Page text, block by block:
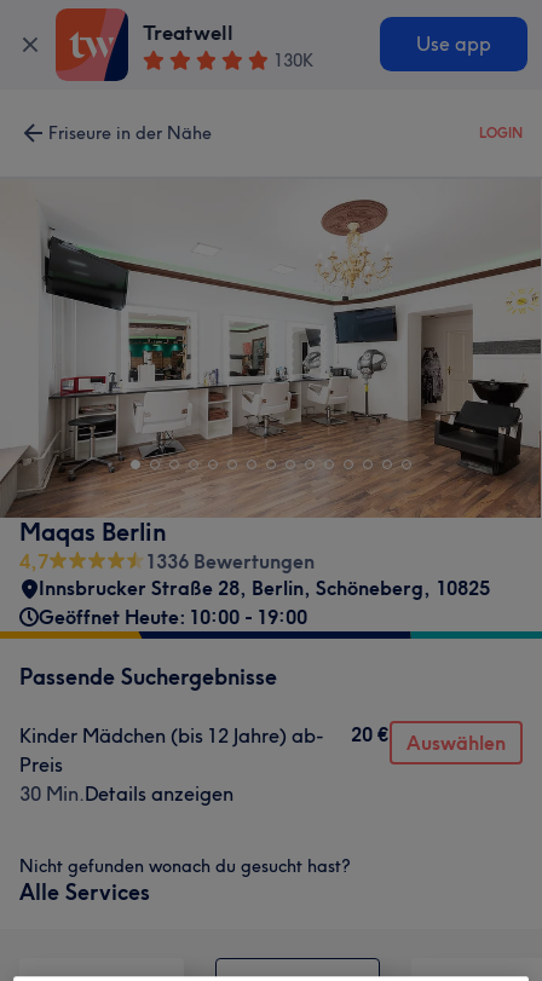
Treatwell
130K
Use app
Friseure in der Nähe LOGIN
Maqas Berlin
4,7
1336 Bewertungen
Innsbrucker Straße 28, Berlin, Schöneberg, 10825
Geöffnet Heute: 10:00 - 19:00
Passende Suchergebnisse
Kinder Mädchen (bis 12 Jahre) ab-
Preis
30 Min.Details anzeigen
20 € Auswählen
Nicht gefunden wonach du gesucht hast?
Alle Services